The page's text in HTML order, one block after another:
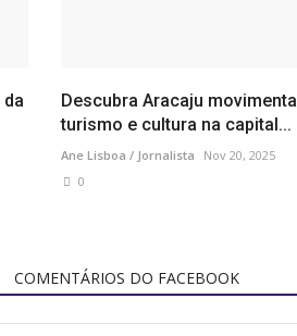
Descubra Aracaju movimenta
turismo e cultura na capital...
Ane Lisboa / Jornalista
Nov 20, 2025
0
COMENTÁRIOS DO FACEBOOK